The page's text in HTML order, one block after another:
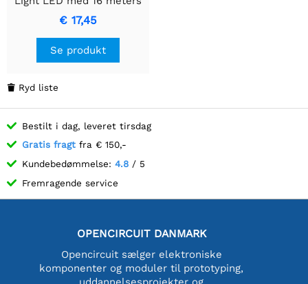
rækkevidde og 240
Arizona Hvide Lys
€ 17,45
Se produkt
 Ryd liste
Bestilt i dag, leveret tirsdag
Gratis fragt fra € 150,-
Kundebedømmelse: 4.8 / 5
Fremragende service
OPENCIRCUIT DANMARK
Opencircuit sælger elektroniske
komponenter og moduler til prototyping,